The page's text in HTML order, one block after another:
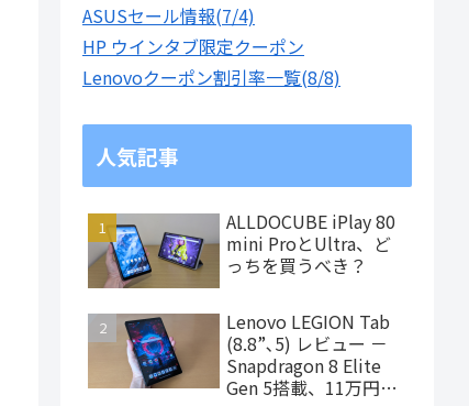
ASUSセール情報(7/4)
HP ウインタブ限定クーポン
Lenovoクーポン割引率一覧(8/8)
人気記事
ALLDOCUBE iPlay 80
mini ProとUltra、ど
っちを買うべき？
Lenovo LEGION Tab
(8.8”､5) レビュー －
Snapdragon 8 Elite
Gen 5搭載、11万円台